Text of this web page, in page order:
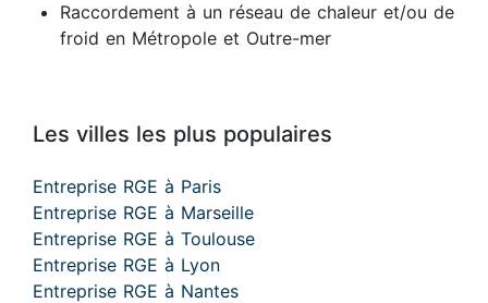
Raccordement à un réseau de chaleur et/ou de
froid en Métropole et Outre-mer
Les villes les plus populaires
Entreprise RGE à Paris
Entreprise RGE à Marseille
Entreprise RGE à Toulouse
Entreprise RGE à Lyon
Entreprise RGE à Nantes